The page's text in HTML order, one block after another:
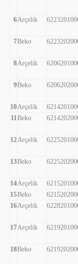
6Arçelik
7Beko
8Arçelik
9Beko
10Arçelik
11 Beko
12Arçelik
13Beko
14Arçelik
15Beko
16Arçelik
17Arçelik
18Beko